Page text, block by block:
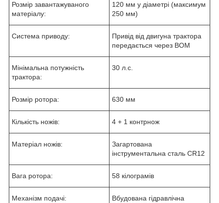
Розмір завантажуваного
матеріалу:
120 мм у діаметрі (максимум
250 мм)
Система приводу:
Привід від двигуна трактора
передається через ВОМ
Мінімальна потужність
трактора:
30 л.с.
Розмір ротора: 630 мм
Кількість ножів: 4 + 1 контрнож
Матеріал ножів:
Загартована
інструментальна сталь CR12
Вага ротора: 58 кілограмів
Механізм подачі:
Вбудована гідравлічна